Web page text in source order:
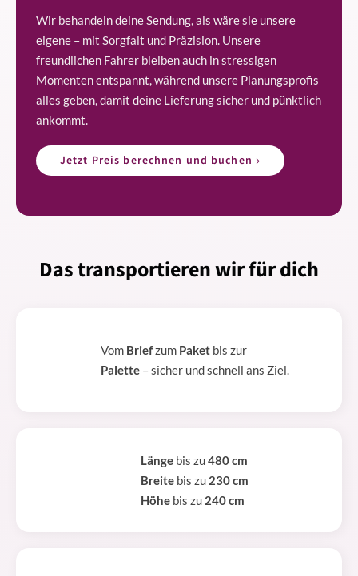
Wir behandeln deine Sendung, als wäre sie unsere
eigene – mit Sorgfalt und Präzision. Unsere
freundlichen Fahrer bleiben auch in stressigen
Momenten entspannt, während unsere Planungsprofis
alles geben, damit deine Lieferung sicher und pünktlich
ankommt.
Jetzt Preis berechnen und buchen
Das transportieren wir für dich
Vom Briefzum Paketbis zur
Palette– sicher und schnell ans Ziel.
Länge bis zu480 cm
Breite bis zu 230 cm
Höhe bis zu 240 cm